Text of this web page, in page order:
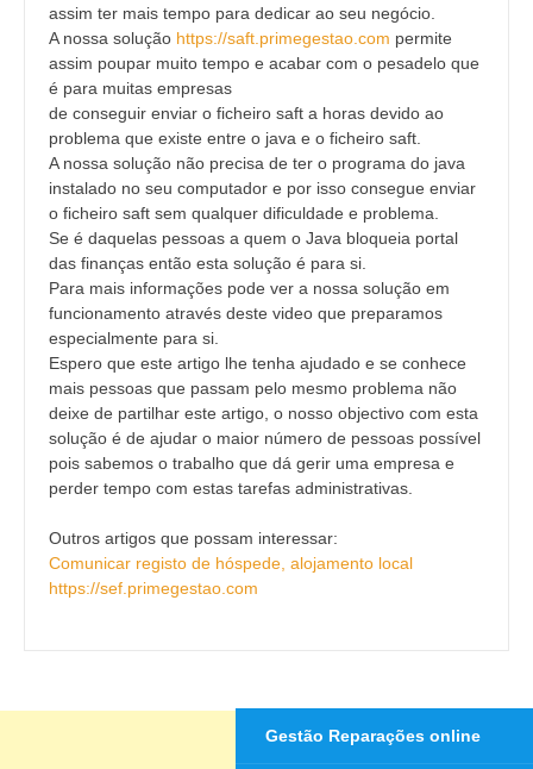
assim ter mais tempo para dedicar ao seu negócio.
A nossa solução https://saft.primegestao.com permite
assim poupar muito tempo e acabar com o pesadelo que
é para muitas empresas
de conseguir enviar o ficheiro saft a horas devido ao
problema que existe entre o java e o ficheiro saft.
A nossa solução não precisa de ter o programa do java
instalado no seu computador e por isso consegue enviar
o ficheiro saft sem qualquer dificuldade e problema.
Se é daquelas pessoas a quem o Java bloqueia portal
das finanças então esta solução é para si.
Para mais informações pode ver a nossa solução em
funcionamento através deste video que preparamos
especialmente para si.
Espero que este artigo lhe tenha ajudado e se conhece
mais pessoas que passam pelo mesmo problema não
deixe de partilhar este artigo, o nosso objectivo com esta
solução é de ajudar o maior número de pessoas possível
pois sabemos o trabalho que dá gerir uma empresa e
perder tempo com estas tarefas administrativas.
Outros artigos que possam interessar:
Comunicar registo de hóspede, alojamento local
https://sef.primegestao.com
Gestão Reparações online